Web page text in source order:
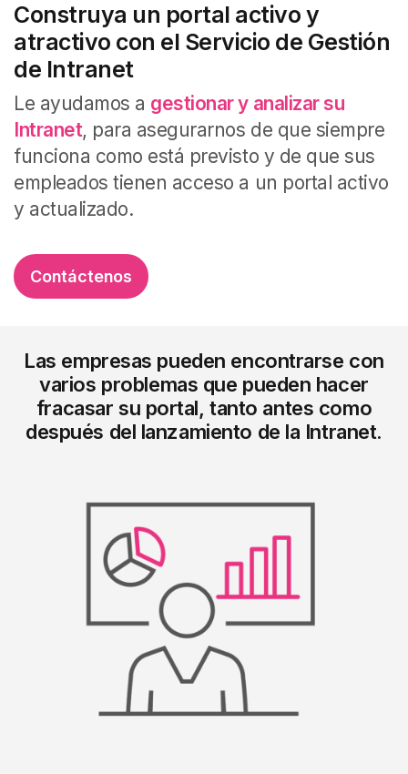
Construya un portal activo y
atractivo con el Servicio de Gestión
de Intranet
Le ayudamos a gestionar y analizar su
Intranet, para asegurarnos de que siempre
funciona como está previsto y de que sus
empleados tienen acceso a un portal activo
y actualizado.
Contáctenos
Las empresas pueden encontrarse con
varios problemas que pueden hacer
fracasar su portal, tanto antes como
después del lanzamiento de la Intranet.